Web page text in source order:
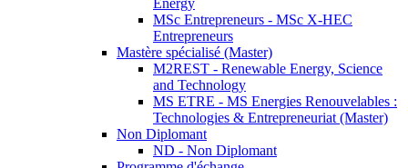
Energy
MSc Entrepreneurs - MSc X-HEC
Entrepreneurs
Mastère spécialisé (Master)
M2REST - Renewable Energy, Science
and Technology
MS ETRE - MS Energies Renouvelables :
Technologies & Entrepreneuriat (Master)
Non Diplomant
ND - Non Diplomant